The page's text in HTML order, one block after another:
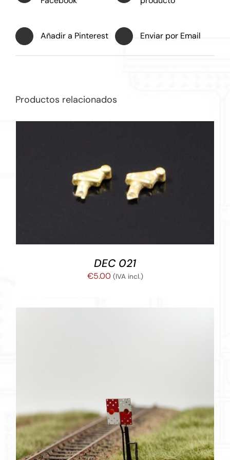
Añadir a Pinterest Enviar por Email
Productos relacionados
AÑADIR AL CARRITO / DETALLES
DEC 021
€5.00 (IVA incl.)
SELECCIONAR OPCIONESESTE
PRODUCTO
/ DETALLES